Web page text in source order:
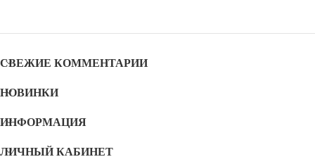
СВЕЖИЕ КОММЕНТАРИИ
НОВИНКИ
ИНФОРМАЦИЯ
ЛИЧНЫЙ КАБИНЕТ